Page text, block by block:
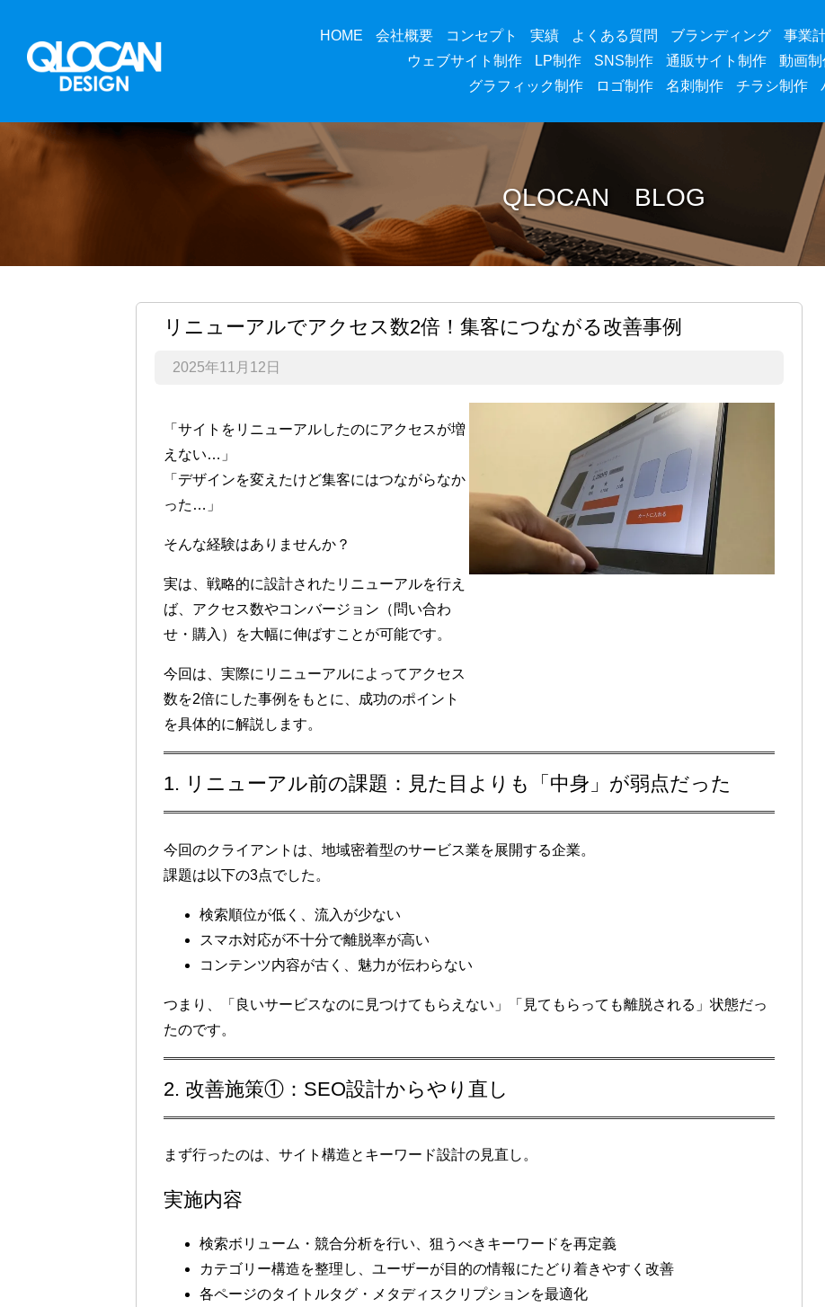
HOME 会社概要 コンセプト 実績 よくある質問 ブランディング 事業
ウェブサイト制作
LP制作 SNS制作 通販サイト制作 動画制
グラフィック制作
ロゴ制作 名刺制作 チラシ制作
QLOCAN BLOG
リニューアルでアクセス数2倍！集客につながる改善事例
2025年11月12日
「サイトをリニューアルしたのにアクセスが増
えない…」
「デザインを変えたけど集客にはつながらなか
った…」
そんな経験はありませんか？
実は、 戦略的に設計されたリニューアルを行え
ば、アクセス数やコンバージョン（問い合わ
せ・購入）を大幅に伸ばすことが可能です。
今回は、実際に リニューアルによってアクセス
数を2倍にした事例 をもとに、成功のポイント
を具体的に解説します。
1. リニューアル前の課題：見た目よりも「中身」が弱点だった
今回のクライアントは、地域密着型のサービス業を展開する企業。
課題は以下の3点でした。
検索順位が低く、流入が少ない
スマホ対応が不十分で離脱率が高い
コンテンツ内容が古く、魅力が伝わらない
つまり、「良いサービスなのに見つけてもらえない」「見てもらっても離脱される」状態だっ
たのです。
2. 改善施策①：SEO設計からやり直し
まず行ったのは、 サイト構造とキーワード設計の見直し 。
実施内容
検索ボリューム・競合分析を行い、狙うべきキーワードを再定義
カテゴリー構造を整理 し、ユーザーが目的の情報にたどり着きやすく改善
各ページのタイトルタグ・メタディスクリプションを最適化